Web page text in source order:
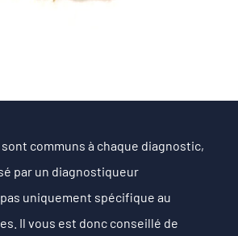
communs à chaque diagnostic,
par un diagnostiqueur
uniquement spécifique au
Il vous est donc conseillé de